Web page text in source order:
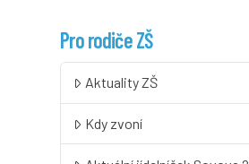
Pro rodiče ZŠ
Aktuality ZŠ
Kdy zvoní